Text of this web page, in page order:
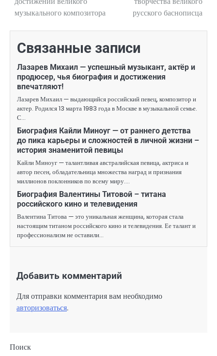
записям
музыкального композитора
русского баснописца
Связанные записи
Лазарев Михаил — успешный музыкант, актёр и
продюсер, чья биография и достижения
впечатляют!
Лазарев Михаил — выдающийся российский певец, композитор и
актер. Родился 13 марта 1983 года в Москве в музыкальной семье.
С…
Биография Кайли Миноуг — от раннего детства
до пика карьеры и сложностей в личной жизни –
история знаменитой певицы
Кайли Миноуг — талантливая австралийская певица, актриса и
автор песен, обладательница множества наград и признания
миллионов поклонников по всему миру.…
Биография Валентины Титовой – титана
российского кино и телевидения
Валентина Титова — это уникальная женщина, которая стала
настоящим титаном российского кино и телевидения. Ее талант и
профессионализм не оставили…
Добавить комментарий
Для отправки комментария вам необходимо
авторизоваться.
Поиск